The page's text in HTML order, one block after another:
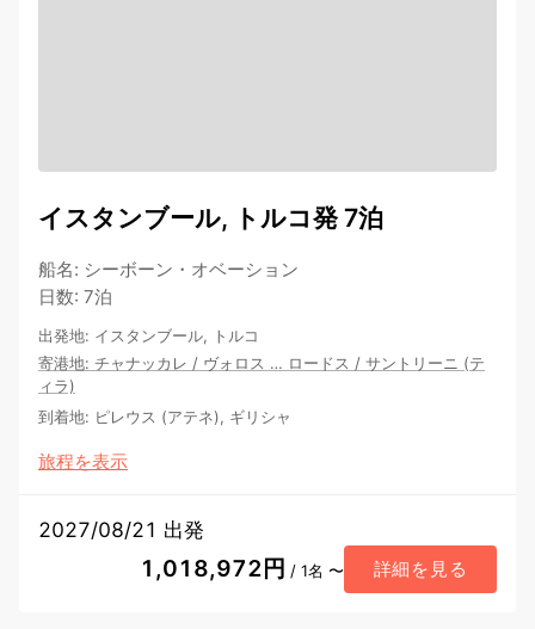
イスタンブール, トルコ発 7泊
船名: シーボーン・オベーション
日数: 7泊
出発地: イスタンブール, トルコ
寄港地: チャナッカレ / ヴォロス … ロードス / サントリーニ (テ
ィラ)
到着地: ピレウス (アテネ), ギリシャ
旅程を表示
2027/08/21 出発
1,018,972円 / 1名 〜 詳細を見る